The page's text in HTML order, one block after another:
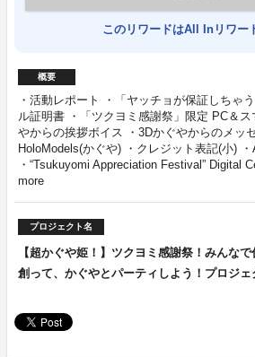
このリワードはAll Inリワー
概要
・活動レポート ・「ヤッチョが保証しちゃ
ル証明書 ・「ツクヨミ感謝祭」限定 PC＆
やからの挨拶ボイス ・3Dかぐやからのメッ
HoloModels(かぐや) ・クレジット表記(小)
・“Tsukuyomi Appreciation Festival” Digital
more
プロジェクト名
【超かぐや姫！】ツクヨミ感謝祭！みんな
創って、かぐやとパーティしよう！プロジェ